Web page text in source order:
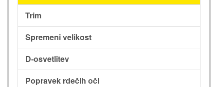
Trim
Spremeni velikost
D-osvetlitev
Popravek rdečih oči